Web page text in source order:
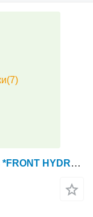
Valtra T213 AWD 4x4 *ONLY 6.200hrs *FRONT HYDRAULICS